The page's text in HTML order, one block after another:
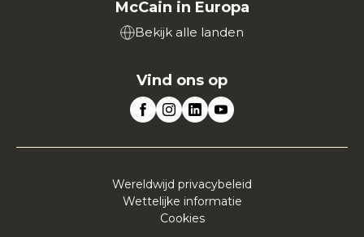
McCain in Europa
Bekijk alle landen
Vind ons op
Wereldwijd privacybeleid
Wettelijke informatie
Cookies